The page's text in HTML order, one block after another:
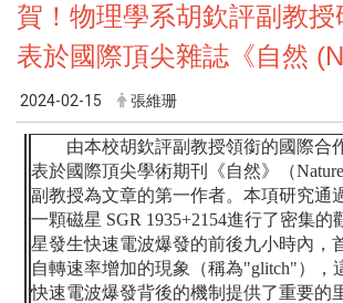
賀！物理學系胡欽評副教授
表於國際頂尖雜誌《自然
2024-02-15 張維珊
由本校胡欽評副教授領銜的國際合
表於國際頂尖學術期刊《自然》（Nature
副教授為文章的第一作者。本項研究通
一顆磁星 SGR 1935+2154進行了密集的
星發生快速電波爆發的前後九小時內，
自轉速率增加的現象（稱為"glitch"），
快速電波爆發背後的機制提供了重要的